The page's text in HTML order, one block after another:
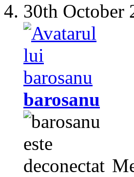
30th October
barosanu